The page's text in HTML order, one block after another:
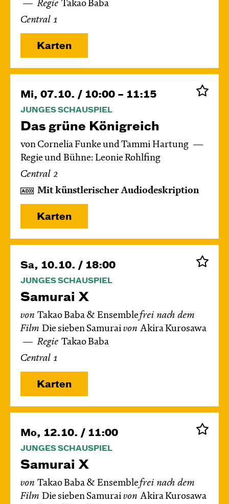
Regie Takao Baba
Central 1
Karten
Mi, 07.10. / 10:00 – 11:15
JUNGES SCHAUSPIEL
Das grüne König­reich
von Cornelia Funke und Tammi Hartung
Regie und Bühne: Leonie Rohlfing
Central 2
Mit künstlerischer Audiodeskription
Karten
Sa, 10.10. / 18:00
JUNGES SCHAUSPIEL
Samurai X
von Takao Baba & Ensemblefrei nach dem
Film Die sieben Samurai von Akira Kurosawa
Regie Takao Baba
Central 1
Karten
Mo, 12.10. / 11:00
JUNGES SCHAUSPIEL
Samurai X
von Takao Baba & Ensemblefrei nach dem
Film Die sieben Samurai von Akira Kurosawa